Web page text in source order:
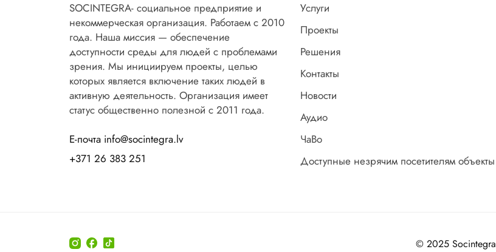
SOCINTEGRA- социальное предприятие и
некоммерческая организация. Работаем с 2010
года. Наша миссия — обеспечение
доступности среды для людей с проблемами
зрения. Мы инициируем проекты, целью
которых является включение таких людей в
активную деятельность. Организация имеет
статус общественно полезной с 2011 года.
Е-почта info@socintegra.lv
+371 26 383 251
Услуги
Проекты
Решения
Контакты
Новости
Аудио
ЧаВо
Доступные незрячим посетителям объекты
© 2025